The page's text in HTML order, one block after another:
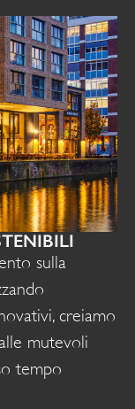
sulla
creiamo
mutevoli
tempo